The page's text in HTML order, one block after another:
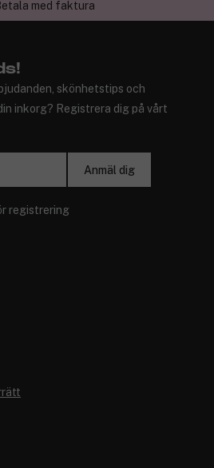
Trygg E-handel
skönhetstips och
inkorg? Registrera dig på vårt
Anmäl dig
registrering